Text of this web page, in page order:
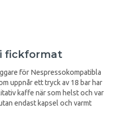
fickformat
för Nespressokompatibla
uppnår ett tryck av 18 bar har
kaffe när som helst och var
endast kapsel och varmt